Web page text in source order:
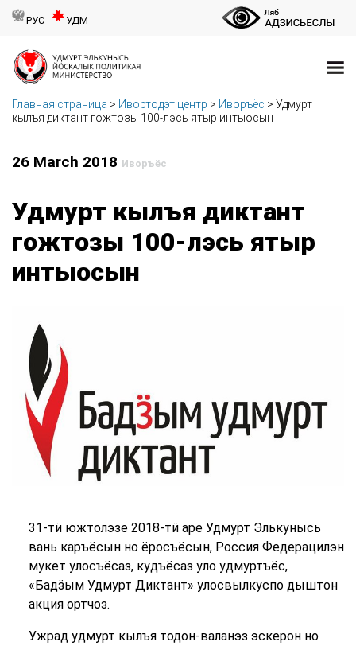
РУС УДМ
Главная страница > Ивортодэт центр > Иворъёс > Удмурт
кылъя диктант гожтозы 100-лэсь ятыр интыосын
26 March 2018 Иворъёс
Удмурт кылъя диктант
гожтозы 100-лэсь ятыр
интыосын
31-тӥ южтолэзе 2018-тӥ аре Удмурт Элькунысь
вань каръёсын но ёросъёсын, Россия Федерацилэн
мукет улосъёсаз, кудъёсаз уло удмуртъёс,
«Бадӟым Удмурт Диктант» улосвылкуспо дыштон
акция ортчоз.
Ужрад удмурт кылъя тодон-валанэз эскерон но